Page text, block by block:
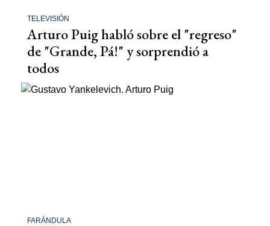
TELEVISIÓN
Arturo Puig habló sobre el "regreso"
de "Grande, Pá!" y sorprendió a
todos
FARÁNDULA